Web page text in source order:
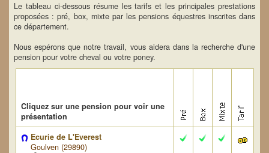
Le tableau ci-dessous résume les tarifs et les principales prestations
proposées : pré, box, mixte par les pensions équestres inscrites dans
ce département.
Nous espérons que notre travail, vous aidera dans la recherche d'une
pension pour votre cheval ou votre poney.
Cliquez sur une pension pour voir une
présentation
Ecurie de L'Everest
Goulven (29890)